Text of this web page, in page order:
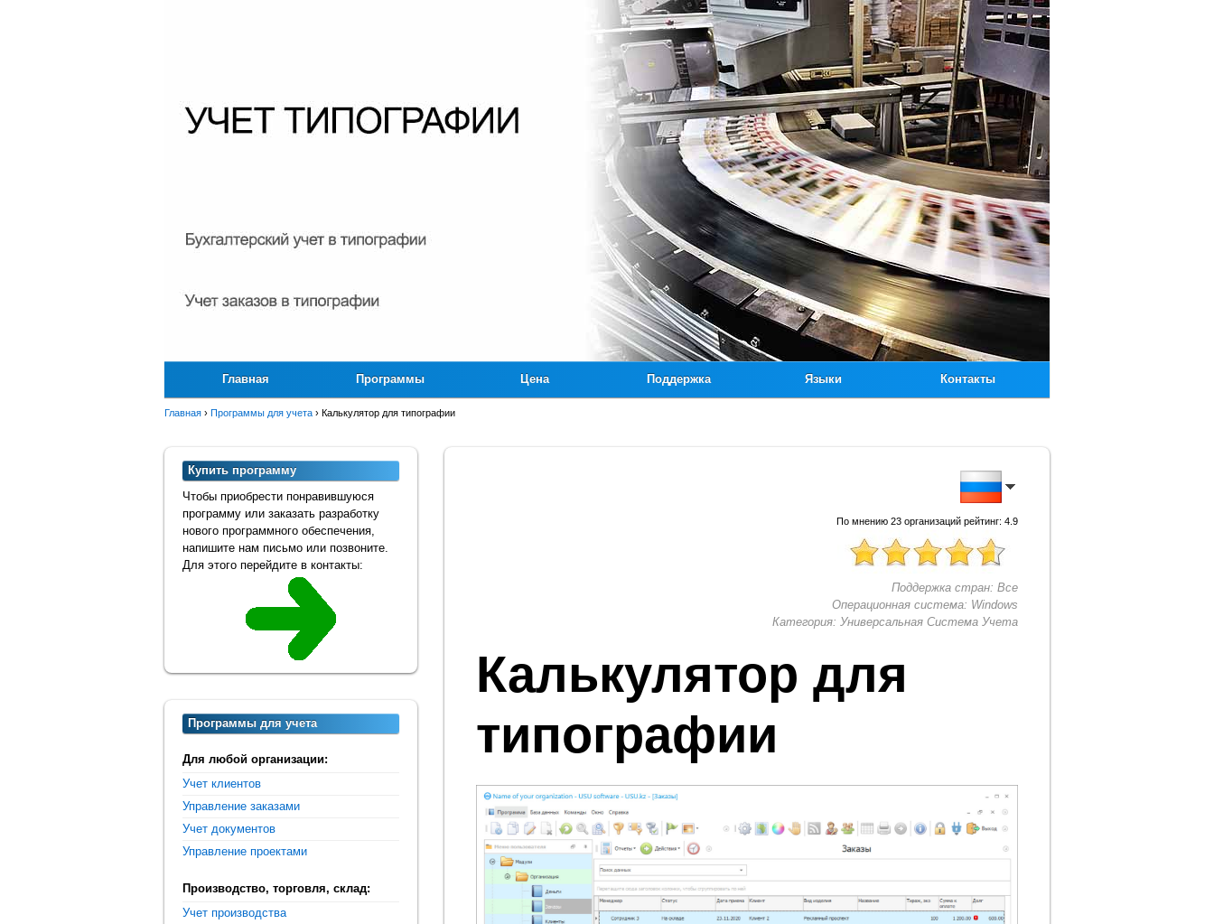
Главная Программы Цена Поддержка Языки Контакты
Главная › Программы для учета › Калькулятор для типографии
По мнению 23 организаций рейтинг: 4.9
Поддержка стран: Все
Операционная система: Windows
Категория: Универсальная Система Учета
Калькулятор для
типографии
Купить программу
Чтобы приобрести понравившуюся
программу или заказать разработку
нового программного обеспечения,
напишите нам письмо или позвоните.
Для этого перейдите в контакты:
Программы для учета
Для любой организации:
Учет клиентов
Управление заказами
Учет документов
Управление проектами
Производство, торговля, склад:
Учет производства